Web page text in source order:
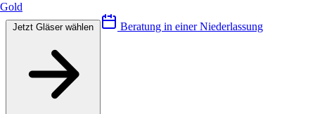
Gold
Beratung in einer Niederlassung